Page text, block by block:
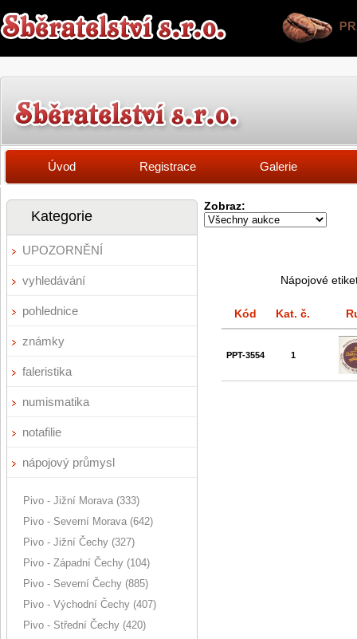
Úvod Registrace Galerie
Kategorie
UPOZORNĚNÍ
vyhledávání
pohlednice
známky
faleristika
numismatika
notafilie
nápojový průmysl
Pivo - Jižní Morava (333)
Pivo - Severní Morava (642)
Pivo - Jižní Čechy (327)
Pivo - Západní Čechy (104)
Pivo - Severní Čechy (885)
Pivo - Východní Čechy (407)
Pivo - Střední Čechy (420)
Zobraz:
Nápojové
Kód Kat. č.
PPT-3554 1